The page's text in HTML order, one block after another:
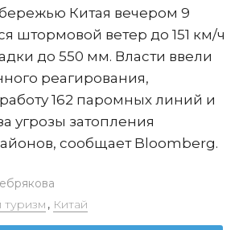
Китая вечером 9
штормовой ветер до 151 км/ч
до 550 мм. Власти ввели
реагирования,
162 паромных линий и
угрозы затопления
сообщает Bloomberg.
, Китай